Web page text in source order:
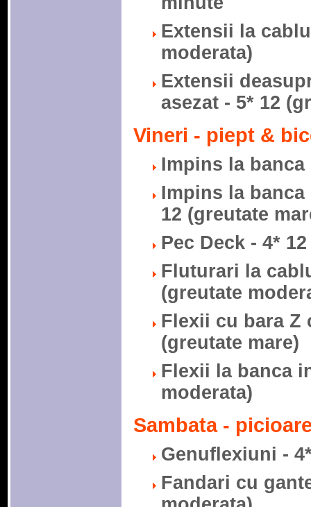
Extensii la
moderata)
Extensii
asezat - 5* 12
Vineri - piept &
Impins la banca
Impins la
12 (greutate
Pec Deck - 4*
Fluturari la
(greutate
Flexii cu bara Z
(greutate mare)
Flexii la banca
moderata)
Sambata -
Genuflexiuni -
Fandari cu